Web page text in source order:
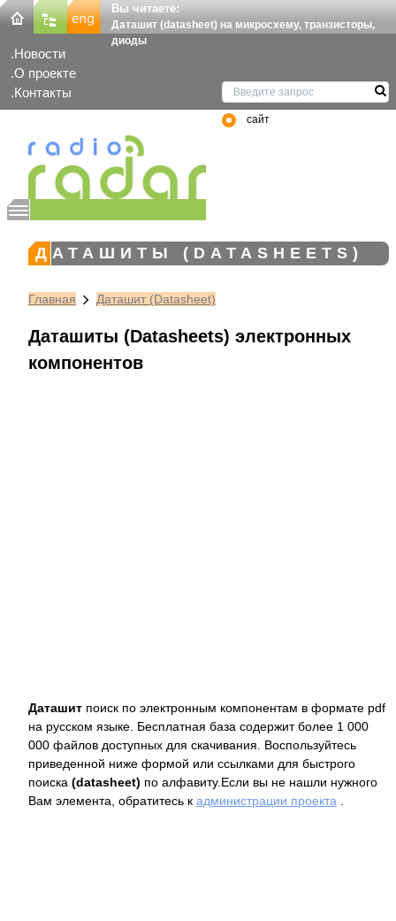
Вы читаете:
Даташит (datasheet) на микросхему, транзисторы,
диоды
Новости
О проекте
Контакты
сайт
ДАТАШИТЫ (DATASHEETS)
Главная Даташит (Datasheet)
Даташиты (Datasheets) электронных
компонентов
Даташит поиск по электронным компонентам в формате pdf
на русском языке. Бесплатная база содержит более 1 000
000 файлов доступных для скачивания. Воспользуйтесь
приведенной ниже формой или ссылками для быстрого
поиска (datasheet) по алфавиту.Если вы не нашли нужного
Вам элемента, обратитесь к администрации проекта